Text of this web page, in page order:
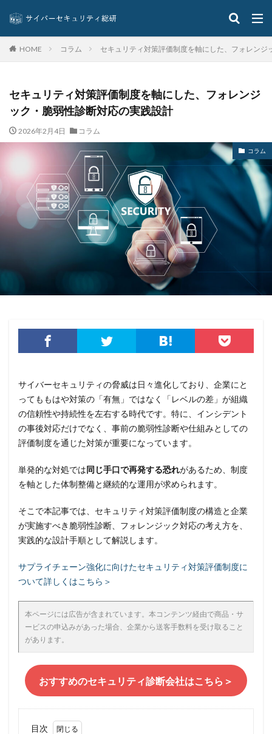
HOME コラム セキュリティ対策評価制度を軸にした、フォレンジ
セキュリティ対策評価制度を軸にした、フォレンジ
ック・脆弱性診断対応の実践設計
2026年2月4日 コラム
コラム
サイバーセキュリティの脅威は日々進化しており、企業にと
ってももはや対策の「有無」ではなく「レベルの差」が組織
の信頼性や持続性を左右する時代です。特に、インシデント
の事後対応だけでなく、事前の脆弱性診断や仕組みとしての
評価制度を通じた対策が重要になっています。
単発的な対処では同じ手口で再発する恐れがあるため、制度
を軸とした体制整備と継続的な運用が求められます。
そこで本記事では、セキュリティ対策評価制度の構造と企業
が実施すべき脆弱性診断、フォレンジック対応の考え方を、
実践的な設計手順として解説します。
サプライチェーン強化に向けたセキュリティ対策評価制度に
ついて詳しくはこちら＞
本ページには広告が含まれています。本コンテンツ経由で商品・サ
ービスの申込みがあった場合、企業から送客手数料を受け取ること
があります。
おすすめのセキュリティ診断会社はこちら＞
目次